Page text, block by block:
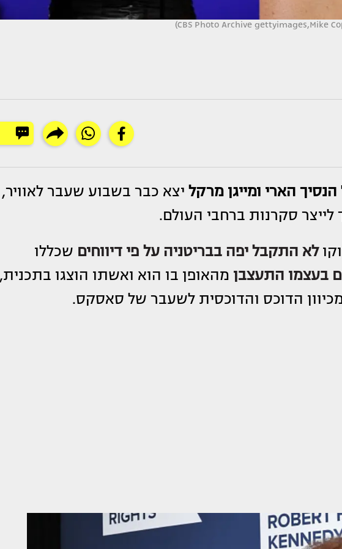
הנסיך הארי ומייגן מרקל יצא כבר בשבוע שעבר לאוויר,
סקרנות ברחבי העולם.
לא התקבל יפה בבריטניה על פי דיווחים שכללו
בעצמו התעצבן מהאופן בו הוא ואשתו הוצגו בתכנית,
הדוכס והדוכסית לשעבר של סאסקס.